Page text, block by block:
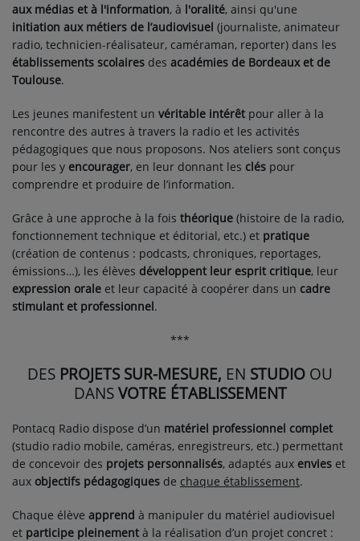
JEUX CONCOURS
RECRUTEMENT
VENEZ DANS LE PUBLIC !
CRÉATIONS AUDIOVISUELLES
L'ŒIL DE L'OIE | PRÉSENTATION
VIDÉOS | L’ŒIL DE L'OIE
VIDÉOS | JEUX
PARTENAIRES
aux médias et à l'information, à l'oralité, ainsi qu'une
initiation aux métiers de l’audiovisuel (journaliste, animateur
radio, technicien-réalisateur, caméraman, reporter) dans les
établissements scolaires des académies de Bordeaux et de
Toulouse.
Les jeunes manifestent un véritable intérêt pour aller à la
rencontre des autres à travers la radio et les activités
pédagogiques que nous proposons. Nos ateliers sont conçus
pour les y encourager, en leur donnant les clés pour
comprendre et produire de l’information.
Grâce à une approche à la fois théorique (histoire de la radio,
fonctionnement technique et éditorial, etc.) et pratique
(création de contenus : podcasts, chroniques, reportages,
émissions…), les élèves développent leur esprit critique, leur
expression orale et leur capacité à coopérer dans un cadre
stimulant et professionnel.
***
DES PROJETS SUR-MESURE, EN STUDIO OU
DANSVOTRE ÉTABLISSEMENT
Pontacq Radio dispose d’un matériel professionnel complet
(studio radio mobile, caméras, enregistreurs, etc.) permettant
de concevoir des projets personnalisés, adaptés aux envies et
aux objectifs pédagogiques de chaque établissement.
Chaque élève apprend à manipuler du matériel audiovisuel
et participe pleinement à la réalisation d’un projet concret :